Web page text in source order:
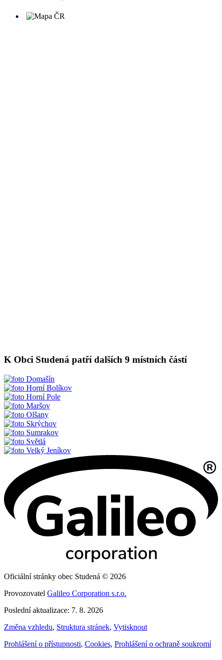
K Obci Studená patří dalších 9 místních částí
Domašín
Horní Bolíkov
Horní Pole
Maršov
Olšany
Skrýchov
Sumrakov
Světlá
Velký Jeníkov
Oficiální stránky obec Studená © 2026
Provozovatel Galileo Corporation s.r.o.
Poslední aktualizace: 7. 8. 2026
Změna vzhledu, Struktura stránek, Vytisknout
Prohlášení o přístupnosti, Cookies, Prohlášení o ochraně soukromí